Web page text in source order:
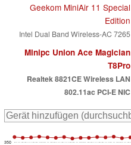
Geekom MiniAir 11 Special
Edition
Intel Dual Band Wireless-AC 7265
Minipc Union Ace Magician
T8Pro
Realtek 8821CE Wireless LAN
802.11ac PCI-E NIC
350